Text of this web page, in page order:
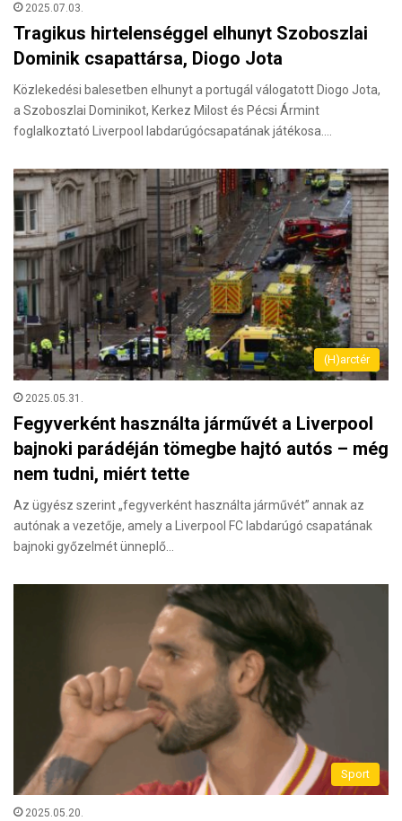
2025.07.03.
Tragikus hirtelenséggel elhunyt Szoboszlai
Dominik csapattársa, Diogo Jota
Közlekedési balesetben elhunyt a portugál válogatott Diogo Jota,
a Szoboszlai Dominikot, Kerkez Milost és Pécsi Ármint
foglalkoztató Liverpool labdarúgócsapatának játékosa.…
(H)arctér
2025.05.31.
Fegyverként használta járművét a Liverpool
bajnoki parádéján tömegbe hajtó autós – még
nem tudni, miért tette
Az ügyész szerint „fegyverként használta járművét” annak az
autónak a vezetője, amely a Liverpool FC labdarúgó csapatának
bajnoki győzelmét ünneplő…
Sport
2025.05.20.